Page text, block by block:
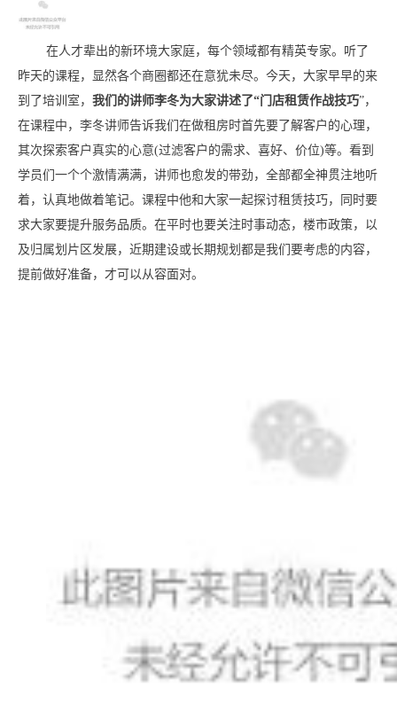
在人才辈出的新环境大家庭，每个领域都有精英专家。听了
昨天的课程，显然各个商圈都还在意犹未尽。今天，大家早早的来
到了培训室， 我们的讲师李冬为大家讲述了“门店租赁作战技巧”，
在课程中，李冬讲师告诉我们在做租房时首先要了解客户的心理，
其次探索客户真实的心意(过滤客户的需求、喜好、价位)等。看到
学员们一个个激情满满，讲师也愈发的带劲，全部都全神贯注地听
着，认真地做着笔记。课程中他和大家一起探讨租赁技巧，同时要
求大家要提升服务品质。在平时也要关注时事动态，楼市政策，以
及归属划片区发展，近期建设或长期规划都是我们要考虑的内容，
提前做好准备，才可以从容面对。